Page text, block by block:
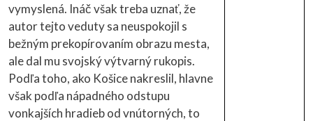
vymyslená. Ináč však treba uznať, že
autor tejto veduty sa neuspokojil s
bežným prekopírovaním obrazu mesta,
ale dal mu svojský výtvarný rukopis.
Podľa toho, ako Košice nakreslil, hlavne
však podľa nápadného odstupu
vonkajších hradieb od vnútorných, to